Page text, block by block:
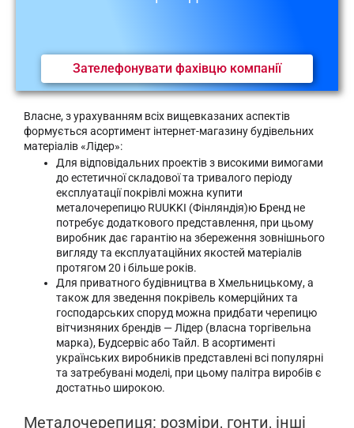
Зателефонувати фахівцю компанії
Власне, з урахуванням всіх вищевказаних аспектів
формується асортимент інтернет-магазину будівельних
матеріалів «Лідер»:
Для відповідальних проектів з високими вимогами
до естетичної складової та тривалого періоду
експлуатації покрівлі можна купити
металочерепицю RUUKKI (Фінляндія)ю Бренд не
потребує додаткового представлення, при цьому
виробник дає гарантію на збереження зовнішнього
вигляду та експлуатаційних якостей матеріалів
протягом 20 і більше років.
Для приватного будівництва в Хмельницькому, а
також для зведення покрівель комерційних та
господарських споруд можна придбати черепицю
вітчизняних брендів — Лідер (власна торгівельна
марка), Будсервіс або Тайл. В асортименті
українських виробників представлені всі популярні
та затребувані моделі, при цьому палітра виробів є
достатньо широкою.
Металочерепиця: розміри, гонти, інші